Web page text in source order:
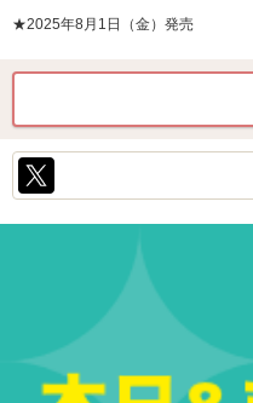
★2025年8月1日（金）発売